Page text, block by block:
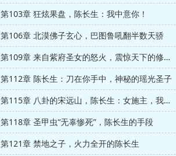
第103章 狂炫果盘，陈长生：我中意你！
第106章 北漠佛子玄心，巴图鲁吼翻半数天骄
第109章 来自紫府圣女的怒火，震惊天下的修行体系
第112章 陈长生：刀在你手中，神秘的瑶光圣子
第115章 八卦的宋远山，陈长生：女施主，我来给你送茶了
第118章 圣甲虫“无辜惨死”，陈长生的手段
第121章 禁地之子，火力全开的陈长生